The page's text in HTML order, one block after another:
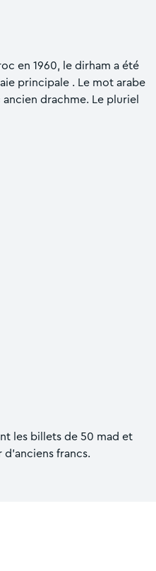
en 1960, le dirham a été
principale . Le mot arabe
drachme. Le pluriel
les billets de 50 mad et
francs.